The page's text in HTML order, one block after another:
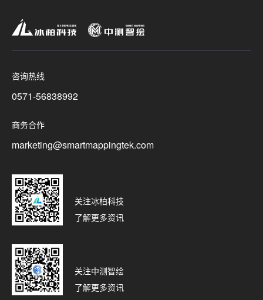
咨询热线
0571-56838992
商务合作
marketing@smartmappingtek.com
关注冰柏科技
了解更多资讯
关注中测智绘
了解更多资讯